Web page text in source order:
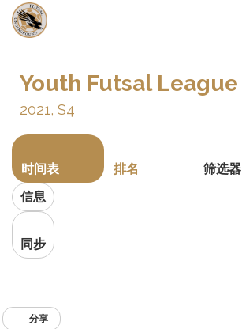
Youth Futsal League
2021, S4
时间表 排名 筛选器
信息
同步
分享